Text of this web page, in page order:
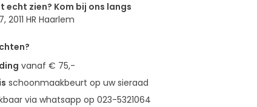
echt zien? Kom bij ons langs
2011 HR Haarlem
vanaf € 75,-
schoonmaakbeurt op uw sieraad
via whatsapp op 023-5321064